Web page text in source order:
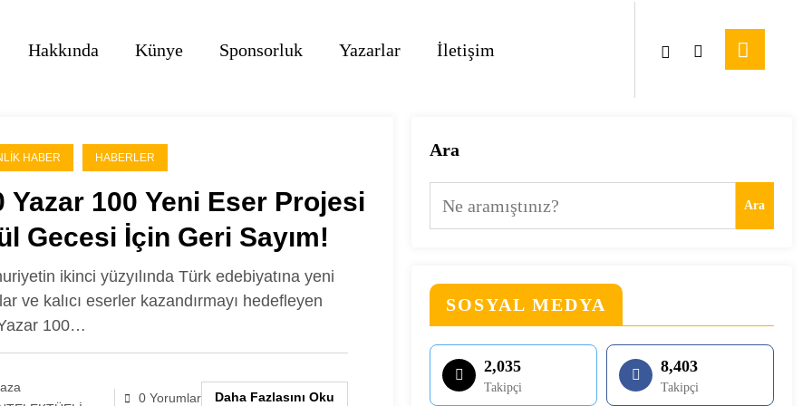
Hakkında Künye Sponsorluk Yazarlar İletişim
HABER HABERLER
Yazar 100 Yeni Eser Projesi
Gecesi İçin Geri Sayım!
ikinci yüzyılında Türk edebiyatına yeni
ve kalıcı eserler kazandırmayı hedefleyen
100…
0 Yorumlar Daha Fazlasını Oku
Ara
Ara
SOSYAL MEDYA
2,035
Takipçi
8,403
Takipçi